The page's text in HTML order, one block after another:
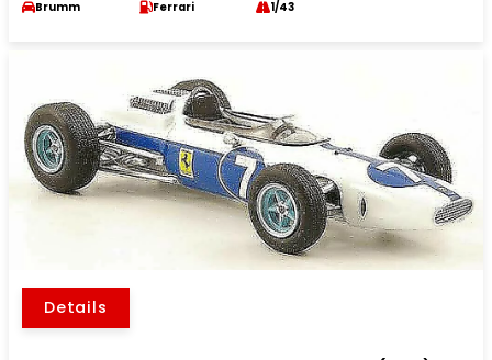
Brumm Ferrari 1/43
Details